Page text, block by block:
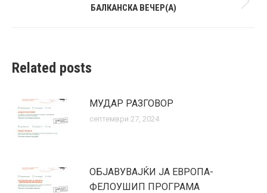
Next
БАЛКАНСКА ВЕЧЕР(А)
Related posts
МУДАР РАЗГОВОР
септември 27, 2024
ОБЈАВУВАЈЌИ ЈА ЕВРОПА-
ФЕЛОУШИП ПРОГРАМА